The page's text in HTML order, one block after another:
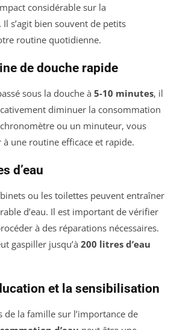
considérable sur la
s’agit bien souvent de petits
routine quotidienne.
de douche rapide
sous la douche à 5-10 minutes, il
diminuer la consommation
chronomètre ou un minuteur, vous
une routine efficace et rapide.
d’eau
ou les toilettes peuvent entraîner
d’eau. Il est important de vérifier
à des réparations nécessaires.
gaspiller jusqu’à 200 litres d’eau
et la sensibilisation
de la famille sur l’importance de